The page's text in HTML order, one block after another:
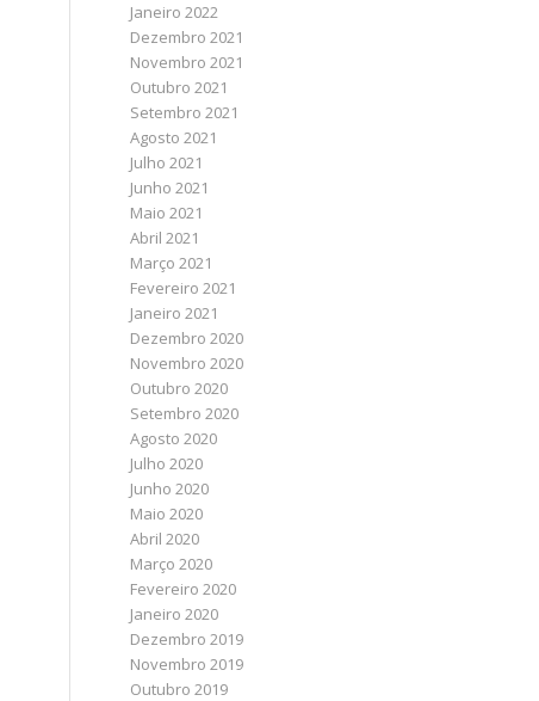
Janeiro 2022
Dezembro 2021
Novembro 2021
Outubro 2021
Setembro 2021
Agosto 2021
Julho 2021
Junho 2021
Maio 2021
Abril 2021
Março 2021
Fevereiro 2021
Janeiro 2021
Dezembro 2020
Novembro 2020
Outubro 2020
Setembro 2020
Agosto 2020
Julho 2020
Junho 2020
Maio 2020
Abril 2020
Março 2020
Fevereiro 2020
Janeiro 2020
Dezembro 2019
Novembro 2019
Outubro 2019